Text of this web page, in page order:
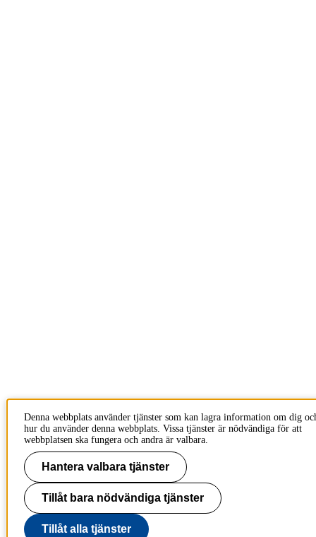
Denna webbplats använder tjänster som kan lagra information om dig
hur du använder denna webbplats. Vissa tjänster är nödvändiga för att
webbplatsen ska fungera och andra är valbara.
Hantera valbara tjänster
Tillåt bara nödvändiga tjänster
Tillåt alla tjänster